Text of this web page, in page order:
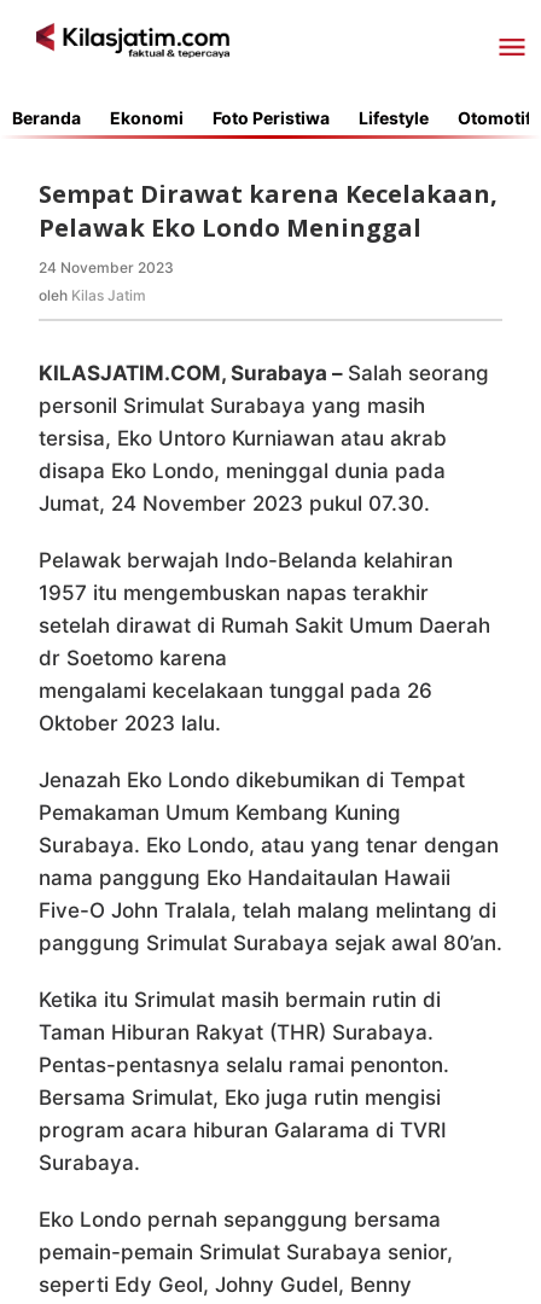
Beranda Ekonomi Foto Peristiwa Lifestyle Otomotif
Sempat Dirawat karena Kecelakaan,
Pelawak Eko Londo Meninggal
24 November 2023
oleh Kilas Jatim
KILASJATIM.COM, Surabaya – Salah seorang
personil Srimulat Surabaya yang masih
tersisa, Eko Untoro Kurniawan atau akrab
disapa Eko Londo, meninggal dunia pada
Jumat, 24 November 2023 pukul 07.30.
Pelawak berwajah Indo-Belanda kelahiran
1957 itu mengembuskan napas terakhir
setelah dirawat di Rumah Sakit Umum Daerah
dr Soetomo karena
mengalami kecelakaan tunggal pada 26
Oktober 2023 lalu.
Jenazah Eko Londo dikebumikan di Tempat
Pemakaman Umum Kembang Kuning
Surabaya. Eko Londo, atau yang tenar dengan
nama panggung Eko Handaitaulan Hawaii
Five-O John Tralala, telah malang melintang di
panggung Srimulat Surabaya sejak awal 80’an.
Ketika itu Srimulat masih bermain rutin di
Taman Hiburan Rakyat (THR) Surabaya.
Pentas-pentasnya selalu ramai penonton.
Bersama Srimulat, Eko juga rutin mengisi
program acara hiburan Galarama di TVRI
Surabaya.
Eko Londo pernah sepanggung bersama
pemain-pemain Srimulat Surabaya senior,
seperti Edy Geol, Johny Gudel, Benny